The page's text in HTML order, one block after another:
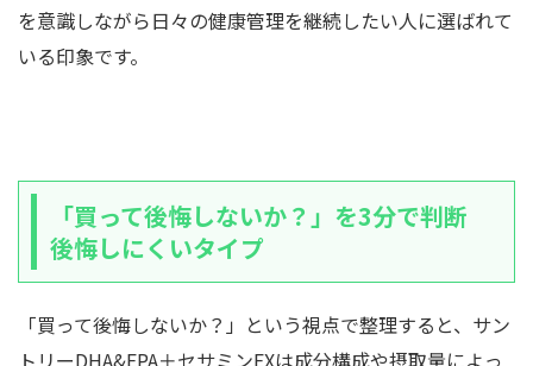
を意識しながら日々の健康管理を継続したい人に選ばれて
いる印象です。
「買って後悔しないか？」を3分で判断
後悔しにくいタイプ
「買って後悔しないか？」という視点で整理すると、サン
トリーDHA&EPA＋セサミンEXは成分構成や摂取量によっ